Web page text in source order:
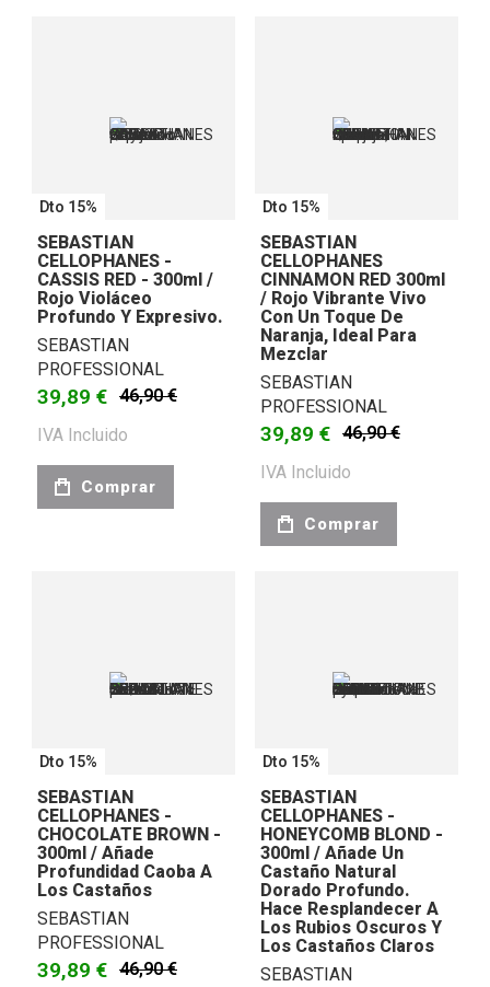
Dto 15%
SEBASTIAN
CELLOPHANES -
CASSIS RED - 300ml /
Rojo Violáceo
Profundo Y Expresivo.
SEBASTIAN
PROFESSIONAL
39,89 € 46,90 €
IVA Incluido
Comprar
Dto 15%
SEBASTIAN
CELLOPHANES
CINNAMON RED 300ml
/ Rojo Vibrante Vivo
Con Un Toque De
Naranja, Ideal Para
Mezclar
SEBASTIAN
PROFESSIONAL
39,89 € 46,90 €
IVA Incluido
Comprar
Dto 15%
SEBASTIAN
CELLOPHANES -
CHOCOLATE BROWN -
300ml / Añade
Profundidad Caoba A
Los Castaños
SEBASTIAN
PROFESSIONAL
39,89 € 46,90 €
Dto 15%
SEBASTIAN
CELLOPHANES -
HONEYCOMB BLOND -
300ml / Añade Un
Castaño Natural
Dorado Profundo.
Hace Resplandecer A
Los Rubios Oscuros Y
Los Castaños Claros
SEBASTIAN